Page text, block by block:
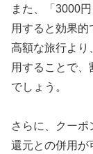
また、「3000
用すると効果的
高額な旅行より
用することで
でしょう。
さらに、クーポ
還元との併用が